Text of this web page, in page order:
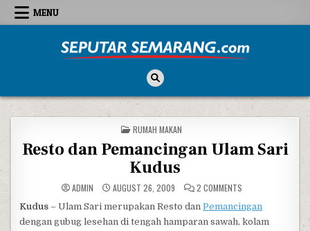
Skip to content
MENU
POSTED IN
RUMAH MAKAN
Resto dan Pemancingan Ulam Sari
Kudus
ADMIN AUGUST 26, 2009 2 COMMENTSON RESTO DAN
Kudus – Ulam Sari merupakan Resto danPemancingan
dengan gubug lesehan di tengah hamparan sawah, kolam